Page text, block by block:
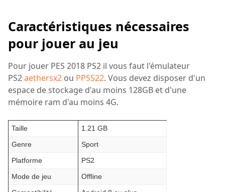
Caractéristiques nécessaires
pour jouer au jeu
Pour jouer PES 2018 PS2 il vous faut l'émulateur
PS2aethersx2 ou PPSS22. Vous devez disposer d'un
espace de stockage d'au moins 128GB et d'une
mémoire ram d'au moins 4G.
Taille
1.21 GB
Genre
Sport
Platforme
PS2
Mode de jeu
Offline